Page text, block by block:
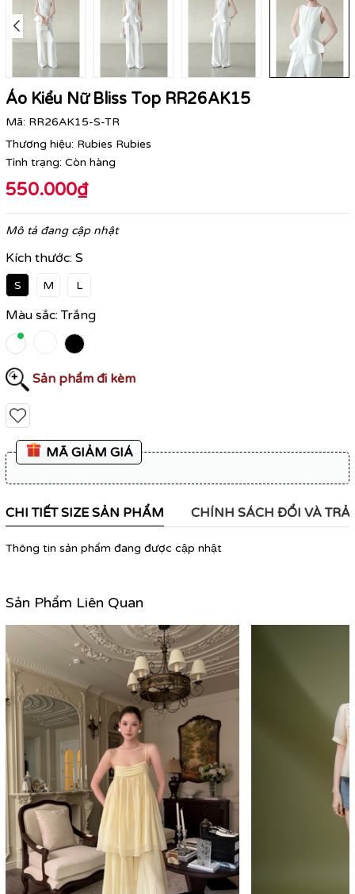
Áo Kiểu Nữ Bliss Top RR26AK15
Mã: RR26AK15-S-TR
Thương hiệu: Rubies Rubies
Tình trạng: Còn hàng
550.000₫
Mô tả đang cập nhật
Kích thước: S
S M L
Màu sắc:Trắng
Sản phẩm đi kèm
MÃ GIẢM GIÁ
CHI TIẾT SIZE SẢN PHẨM CHÍNH SÁCH ĐỔI VÀ TRẢ
Thông tin sản phẩm đang được cập nhật
Sản Phẩm Liên Quan